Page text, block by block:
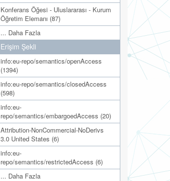
Konferans Öğesi - Uluslararası - Kurum
Öğretim Elemanı (87)
... Daha Fazla
Erişim Şekli
info:eu-repo/semantics/openAccess
(1394)
info:eu-repo/semantics/closedAccess
(598)
info:eu-
repo/semantics/embargoedAccess (20)
Attribution-NonCommercial-NoDerivs
3.0 United States (6)
info:eu-
repo/semantics/restrictedAccess (6)
... Daha Fazla